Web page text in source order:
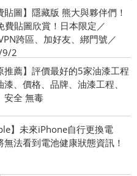
貼圖】隱藏版 熊大與夥伴們！
費貼圖欣賞！日本限定／
跨區、加好友、綁門號／
9/2
推薦】評價最好的5家油漆工程
漆、價格、品牌、油漆工程、
安全 無毒
】未來iPhone自行更換電
無法看到電池健康狀態資訊！